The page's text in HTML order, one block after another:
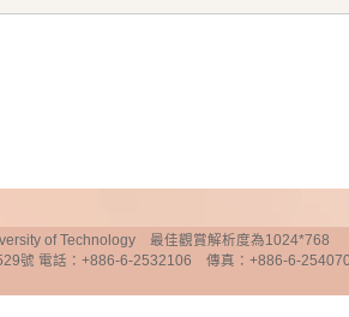
of Technology 最佳觀賞解析度為1024*768
號 電話：+886-6-2532106 傳真：+886-6-